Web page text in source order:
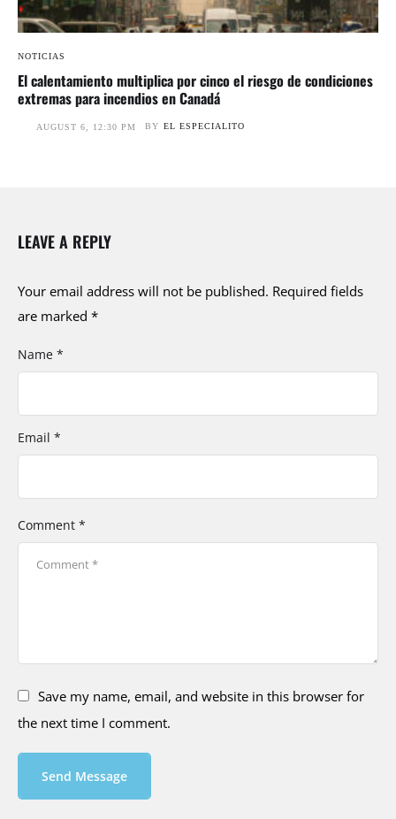
NOTICIAS
El calentamiento multiplica por cinco el riesgo de condiciones
extremas para incendios en Canadá
AUGUST 6, 12:30 PM BY EL ESPECIALITO
LEAVE A REPLY
Your email address will not be published. Required fields
are marked *
Comment *
Name *
Email *
Save my name, email, and website in this browser for
the next time I comment.
Send Message